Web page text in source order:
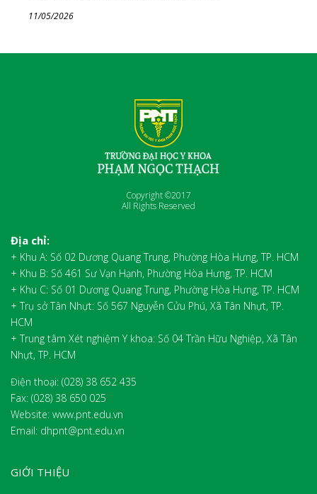
11/05/2026
Copyright ©2017
All Rights Reserved
Địa chỉ:
+ Khu A: Số 02 Dương Quang Trung, Phường Hòa Hưng, TP. HCM
+ Khu B: Số 461 Sư Vạn Hạnh, Phường Hòa Hưng, TP. HCM
+ Khu C: Số 01 Dương Quang Trung, Phường Hòa Hưng, TP. HCM
+ Trụ sở Tân Nhựt: Số 567 Nguyễn Cửu Phú, Xã Tân Nhựt, TP.
HCM
+ Trung tâm Xét nghiệm Y khoa: Số 04 Trần Hữu Nghiệp, Xã Tân
Nhựt, TP. HCM
Điện thoại: (028) 38 652 435
Fax: (028) 38 650 025
Website: www.pnt.edu.vn
Email: dhpnt@pnt.edu.vn
GIỚI THIỆU